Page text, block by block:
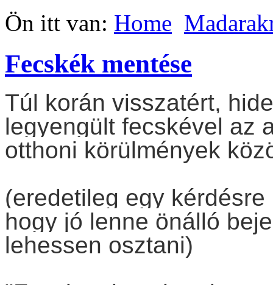
Ön itt van: Home
Fecskék mentése
Túl korán visszatért,
legyengült fecskével az
otthoni körülmények
(eredetileg egy
hogy jó lenne önálló
lehessen osztani)